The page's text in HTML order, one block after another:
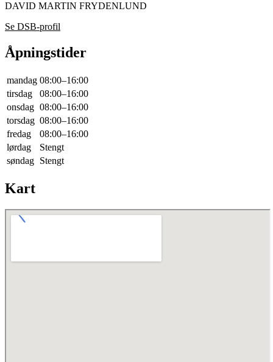
DAVID MARTIN FRYDENLUND
Se DSB-profil
Åpningstider
mandag 08:00–16:00
tirsdag
08:00–16:00
onsdag 08:00–16:00
torsdag 08:00–16:00
fredag
08:00–16:00
lørdag
Stengt
søndag Stengt
Kart